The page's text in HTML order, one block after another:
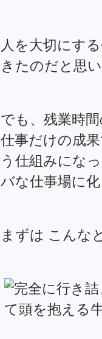
人を大切にす
きたのだと思
でも、残業時
仕事だけの成
う仕組みにな
バな仕事場に
まずは こんな